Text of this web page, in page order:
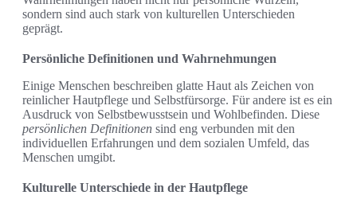
sondern sind auch stark von kulturellen Unterschieden
geprägt.
Persönliche Definitionen und Wahrnehmungen
Einige Menschen beschreiben glatte Haut als Zeichen von
reinlicher Hautpflege und Selbstfürsorge. Für andere ist es ein
Ausdruck von Selbstbewusstsein und Wohlbefinden. Diese
persönlichen Definitionen sind eng verbunden mit den
individuellen Erfahrungen und dem sozialen Umfeld, das
Menschen umgibt.
Kulturelle Unterschiede in der Hautpflege